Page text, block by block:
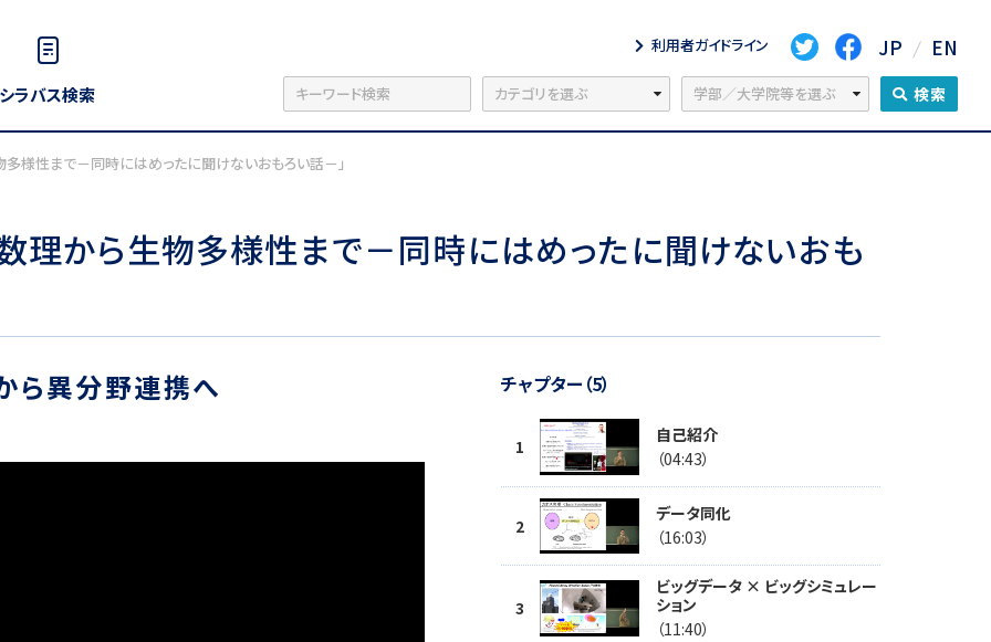
シラバス検索
利用者ガイドライン JP EN
検索
様性まで－同時にはめったに聞けないおもろい話－」
理から生物多様性まで－同時にはめったに聞けないおも
ら異分野連携へ チャプター（5）
自己紹介
（04:43）
データ同化
（16:03）
ビッグデータ × ビッグシミュレー
ション
（11:40）